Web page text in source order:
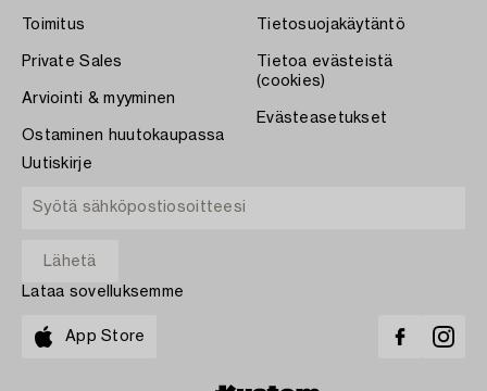
Toimitus
Private Sales
Arviointi & myyminen
Ostaminen huutokaupassa
Tietosuojakäytäntö
Tietoa evästeistä
(cookies)
Evästeasetukset
Uutiskirje
Lataa sovelluksemme
App Store